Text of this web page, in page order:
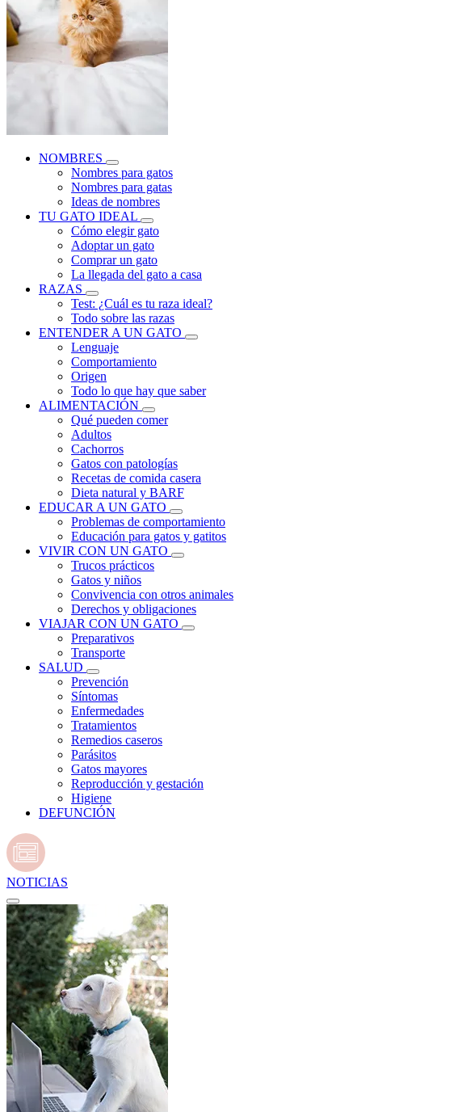
NOMBRES
Nombres para gatos
Nombres para gatas
Ideas de nombres
TU GATO IDEAL
Cómo elegir gato
Adoptar un gato
Comprar un gato
La llegada del gato a casa
RAZAS
Test: ¿Cuál es tu raza ideal?
Todo sobre las razas
ENTENDER A UN GATO
Lenguaje
Comportamiento
Origen
Todo lo que hay que saber
ALIMENTACIÓN
Qué pueden comer
Adultos
Cachorros
Gatos con patologías
Recetas de comida casera
Dieta natural y BARF
EDUCAR A UN GATO
Problemas de comportamiento
Educación para gatos y gatitos
VIVIR CON UN GATO
Trucos prácticos
Gatos y niños
Convivencia con otros animales
Derechos y obligaciones
VIAJAR CON UN GATO
Preparativos
Transporte
SALUD
Prevención
Síntomas
Enfermedades
Tratamientos
Remedios caseros
Parásitos
Gatos mayores
Reproducción y gestación
Higiene
DEFUNCIÓN
NOTICIAS